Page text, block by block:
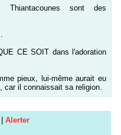
sont des
CE SOIT dans l'adoration
pieux, lui-même aurait eu
car il connaissait sa religion.
Alerter